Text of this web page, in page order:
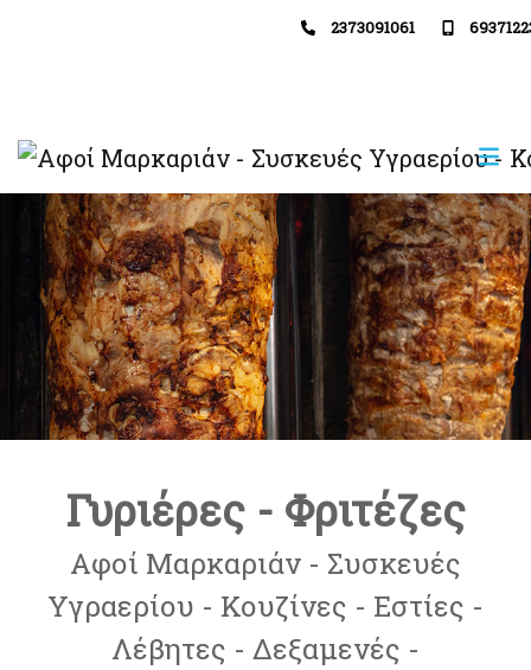
2373091061
Γυριέρες - Φριτέζες
Αφοί Μαρκαριάν - Συσκευές
Υγραερίου - Κουζίνες - Εστίες -
Λέβητες - Δεξαμενές -